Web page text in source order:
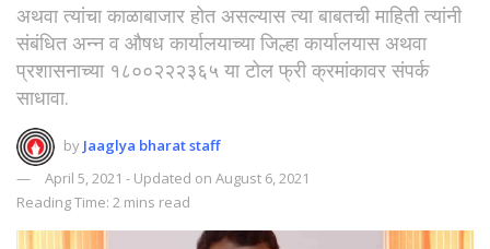
अथवा त्यांचा काळाबाजार होत असल्यास त्या बाबतची माहिती त्यांनी
संबंधित अन्न व औषध कार्यालयाच्या जिल्हा कार्यालयास अथवा
प्रशासनाच्या १८००२२२३६५ या टोल फ्री क्रमांकावर संपर्क
साधावा.
by Jaaglya bharat staff
April 5, 2021 - Updated on August 6, 2021
Reading Time: 2 mins read